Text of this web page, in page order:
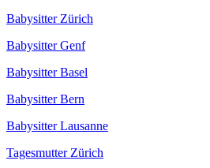
Babysitter Zürich
Babysitter Genf
Babysitter Basel
Babysitter Bern
Babysitter Lausanne
Tagesmutter Zürich